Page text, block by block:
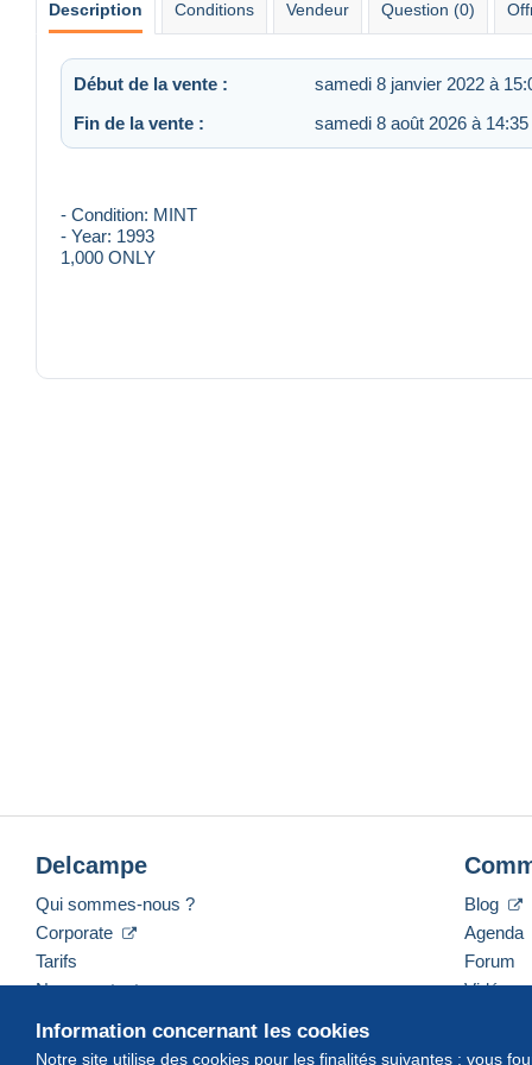
Description Conditions Vendeur Question (0)
Début de la vente :
samedi 8 janvier 2022 à
Fin de la vente :
samedi 8 août 2026 à 14:35
- Condition: MINT
- Year: 1993
1,000 ONLY
Information concernant les cookies
Notre site utilise des cookies pour les finalités suivantes : vous
Delcampe
Qui sommes-nous ?
Corporate
Tarifs
Nous contacter
Blog
Agenda
Forum
Vidéos